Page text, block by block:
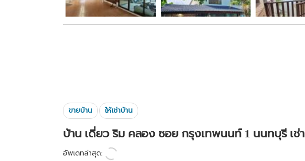
ขายบ้าน ให้เช่าบ้าน
บ้าน เดี่ยว ริม คลอง ซอย กรุงเทพนนท์ 1 นนทบุรี เช่า
อัพเดทล่าสุด: